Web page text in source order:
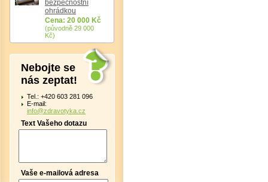
bezpečnostní
ohrádkou
Cena: 20 000 Kč
(původně 29 000
Kč)
Nebojte se
nás zeptat!
Tel.: +420 603 281 096
E-mail:
info@zdravotyka.cz
Text Vašeho dotazu
Vaše e-mailová adresa